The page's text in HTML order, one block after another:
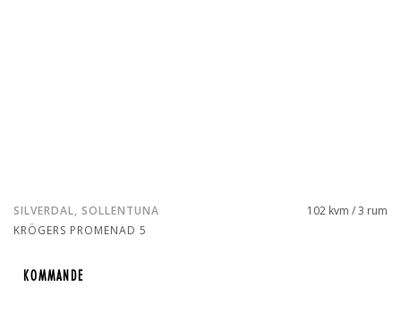
SILVERDAL, SOLLENTUNA
KRÖGERS PROMENAD 5
102 kvm / 3 rum
KOMMANDE
KOMMANDE